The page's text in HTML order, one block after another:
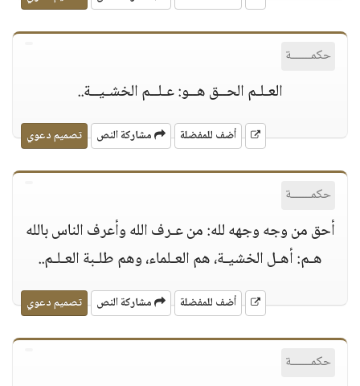
حكمــــــة
العـلـم الحــق هــو: عـلــم الخشـيــة..
أضف للمفضلة مشاركة النص تصميم دعوي
حكمــــــة
أحق من وجه وجهه لله: من عـرف الله وأعرف الناس بالله
هـم: أهـل الخشيـة، هم العـلماء، وهم طلـبة العـلـم..
أضف للمفضلة مشاركة النص تصميم دعوي
حكمــــــة